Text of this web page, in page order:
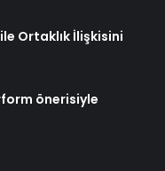
Ortaklık İlişkisini
önerisiyle